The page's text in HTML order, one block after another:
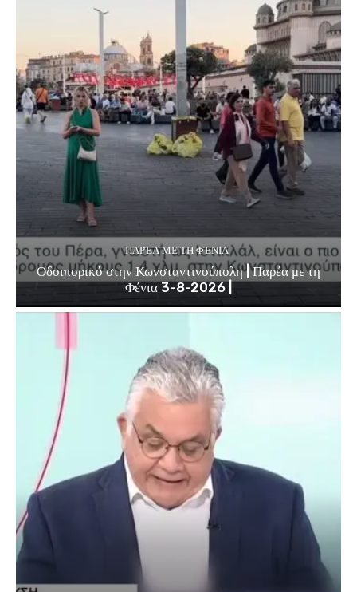
ΠΑΡΈΑ ΜΕ ΤΗ ΦΈΝΙΑ
Οδοιπορικό στην Κωνσταντινούπολη | Παρέα με τη
Φένια 3-8-2026 |